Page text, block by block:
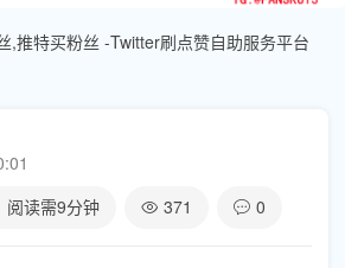
,推特买粉丝 -Twitter刷点赞自助服务平台
阅读需9分钟 371 0